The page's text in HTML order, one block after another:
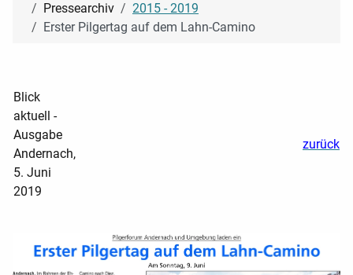
Pressearchiv
2015 - 2019
Erster Pilgertag auf dem Lahn-Camino
Blick
aktuell -
Ausgabe
Andernach,
5. Juni
2019
zurück